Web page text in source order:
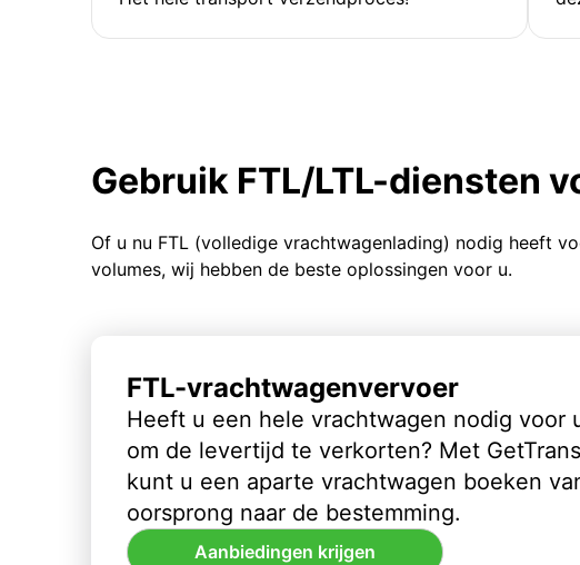
Gebruik FTL/LTL-diensten
Of u nu FTL (volledige vrachtwagenlading) nodig heeft
volumes, wij hebben de beste oplossingen voor u.
FTL-vrachtwagenvervoer
Heeft u een hele vrachtwagen nodig voor
om de levertijd te verkorten? Met
kunt u een aparte vrachtwagen boeken
oorsprong naar de bestemming.
Aanbiedingen krijgen